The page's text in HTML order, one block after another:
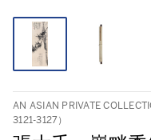
AN ASIAN PRIVATE
3121-3127）